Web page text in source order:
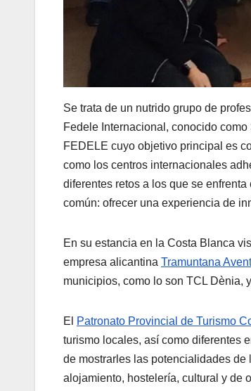
Se trata de un nutrido grupo de
Fedele Internacional, conocido
FEDELE cuyo objetivo principal es
como los centros internacionales
diferentes retos a los que se
común: ofrecer una experiencia de
En su estancia en la Costa Blanca
empresa alicantina Tramuntana
municipios, como lo son TCL Dènia,
El Patronato Provincial de Turismo
turismo locales, así como diferentes
de mostrarles las potencialidades de
alojamiento, hostelería, cultural y de